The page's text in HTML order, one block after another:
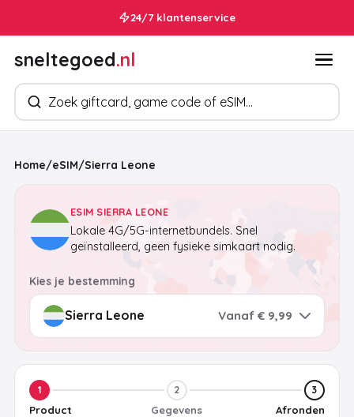
24/7 klantenservice
sneltegoed.nl
Zoek producten
Home/eSIM/Sierra Leone
ESIM SIERRA LEONE
Lokale 4G/5G-internetbundels. Snel
geïnstalleerd, geen fysieke simkaart nodig.
Kies je bestemming
Vanaf € 9,99
1
Product
2
Gegevens
3
Afronden